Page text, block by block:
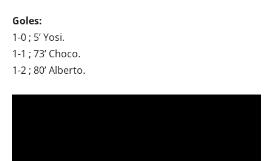
Goles:
1-0 ; 5’ Yosi.
1-1 ; 73’ Choco.
1-2 ; 80’ Alberto.